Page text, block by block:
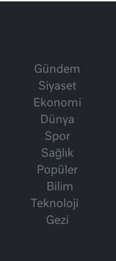
Gündem
Siyaset
Ekonomi
Dünya
Spor
Sağlık
Popüler
Bilim
Teknoloji
Gezi